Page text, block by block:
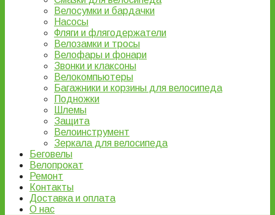
Велосумки и бардачки
Насосы
Фляги и флягодержатели
Велозамки и тросы
Велофары и фонари
Звонки и клаксоны
Велокомпьютеры
Багажники и корзины для велосипеда
Подножки
Шлемы
Защита
Велоинструмент
Зеркала для велосипеда
Беговелы
Велопрокат
Ремонт
Контакты
Доставка и оплата
О нас